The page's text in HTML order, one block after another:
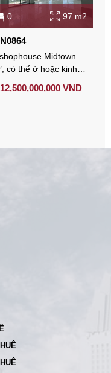
0 97 m2
Midtown
có thể ở hoặc kinh
12,500,000,000 VND